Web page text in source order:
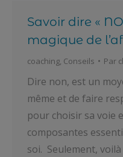
Savoir dire «
magique de
coaching, Conseils Par
Dire non, est un
même et de faire
pour choisir sa voie
composantes
soi. Seulement,